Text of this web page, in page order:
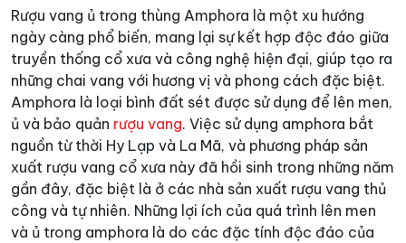
Rượu vang ủ trong thùng Amphora là một xu hướng
ngày càng phổ biến, mang lại sự kết hợp độc đáo giữa
truyền thống cổ xưa và công nghệ hiện đại, giúp tạo ra
những chai vang với hương vị và phong cách đặc biệt.
Amphora là loại bình đất sét được sử dụng để lên men,
ủ và bảo quản rượu vang. Việc sử dụng amphora bắt
nguồn từ thời Hy Lạp và La Mã, và phương pháp sản
xuất rượu vang cổ xưa này đã hồi sinh trong những năm
gần đây, đặc biệt là ở các nhà sản xuất rượu vang thủ
công và tự nhiên. Những lợi ích của quá trình lên men
và ủ trong amphora là do các đặc tính độc đáo của